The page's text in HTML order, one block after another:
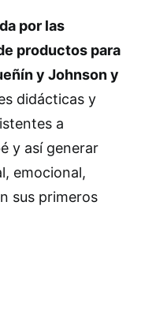
por las
productos para
y Johnson y
didácticas y
a
y así generar
emocional,
sus primeros